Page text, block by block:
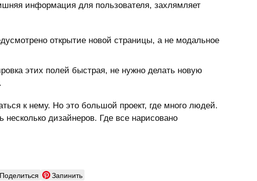
информация для пользователя, захлямляет
открытие новой страницы, а не модальное
этих полей быстрая, не нужно делать новую
к нему. Но это большой проект, где много людей.
несколько дизайнеров. Где все нарисовано
Поделиться Запинить